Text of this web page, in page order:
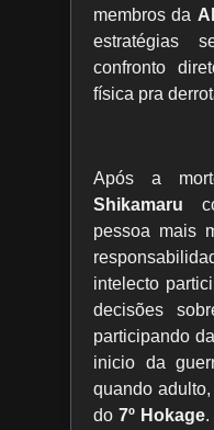
membros da
estratégias
confronto
física pra
Após a
Shikamaru
pessoa mais
intelecto
decisões
participando
inicio da
quando
do7º Hokage.